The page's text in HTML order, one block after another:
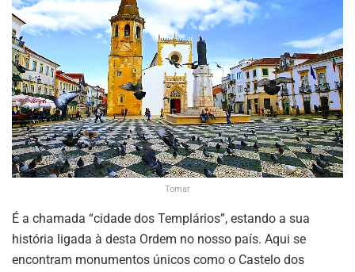
Tomar
É a chamada “cidade dos Templários”, estando a sua
história ligada à desta Ordem no nosso país. Aqui se
encontram monumentos únicos como o Castelo dos